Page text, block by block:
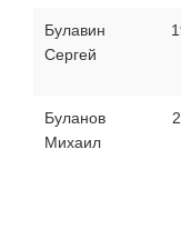
Булавин
Сергей
Буланов
Михаил